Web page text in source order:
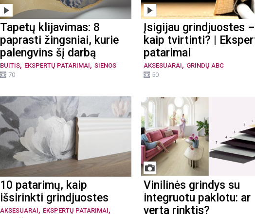
Tapetų klijavimas: 8
paprasti žingsniai, kurie
palengvins šį darbą
BUITIS, EKSPERTŲ PATARIMAI, SIENOS
70
Įsigijau grindjuostes –
kaip tvirtinti? |
patarimai
AKSESUARAI, GRINDŲ ABC
50
10 patarimų, kaip
išsirinkti grindjuostes
AKSESUARAI, EKSPERTŲ PATARIMAI,
Vinilinės grindys su
integruotu paklotu: ar
verta rinktis?